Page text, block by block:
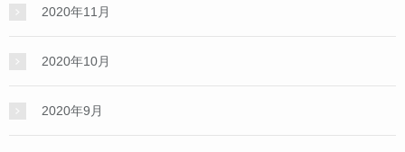
2020年11月
2020年10月
2020年9月